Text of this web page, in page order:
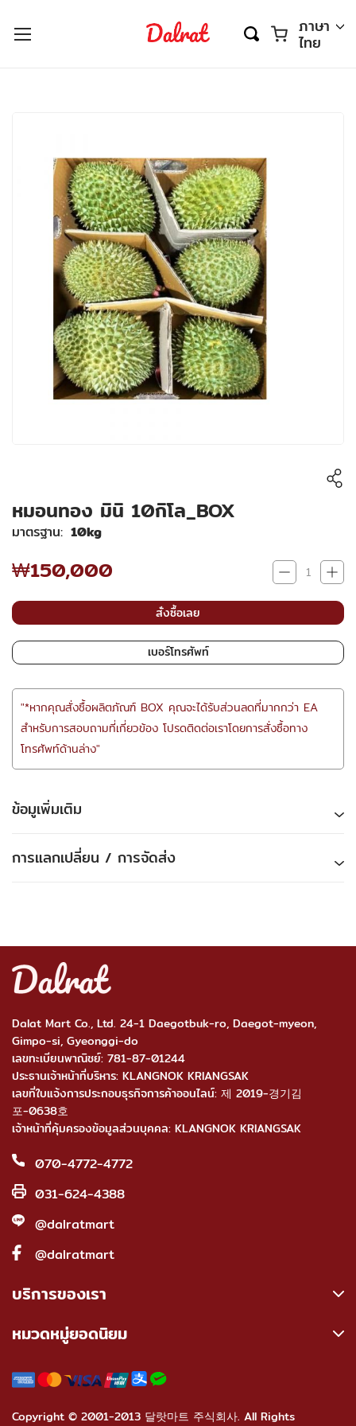
ตะกร้าภาษา
ไทย
หมอนทอง มินิ 10กิโล_BOX
มาตรฐาน 10kg
₩150,000
สั่งซื้อเลย
เบอร์โทรศัพท์
"*หากคุณสั่งซื้อผลิตภัณฑ์ BOX คุณจะได้รับส่วนลดที่มากกว่า EA
สำหรับการสอบถามที่เกี่ยวข้อง โปรดติดต่อเราโดยการสั่งซื้อทาง
โทรศัพท์ด้านล่าง"
ข้อมูเพิ่มเติม
การแลกเปลี่ยน / การจัดส่ง
Dalat Mart Co., Ltd. 24-1 Daegotbuk-ro, Daegot-myeon,
Gimpo-si, Gyeonggi-do
เลขทะเบียนพาณิชย์: 781-87-01244
ประธานเจ้าหน้าที่บริหาร: KLANGNOK KRIANGSAK
เลขที่ใบแจ้งการประกอบธุรกิจการค้าออนไลน์: 제 2019-경기김
포-0638호
เจ้าหน้าที่คุ้มครองข้อมูลส่วนบุคคล: KLANGNOK KRIANGSAK
070-4772-4772
031-624-4388
@dalratmart
@dalratmart
บริการของเรา
หมวดหมู่ยอดนิยม
Copyright © 2001-2013 달랏마트 주식회사. All Rights